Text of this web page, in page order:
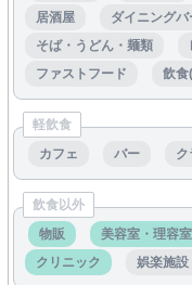
居酒屋
ダイニングバ
そば・うどん・麺類
ファストフード
飲食
軽飲食
カフェ
バー ク
飲食以外
物販
美容室・理容室
クリニック
娯楽施